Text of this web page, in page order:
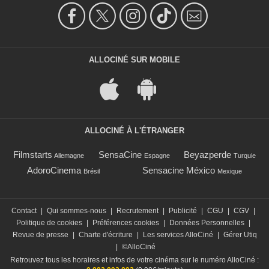
ALLOCINÉ SUR MOBILE
ALLOCINÉ À L'ÉTRANGER
Filmstarts Allemagne SensaCine Espagne Beyazperde Turquie
AdoroCinema Brésil Sensacine México Mexique
Contact Qui sommes-nous Recrutement Publicité CGU CGV
Politique de cookies
Préférences cookies Données Personnelles
Revue de presse
Charte d'écriture Les services AlloCiné
Gérer Utiq
©AlloCiné
Retrouvez tous les horaires et infos de votre cinéma sur le numéro AlloCiné :